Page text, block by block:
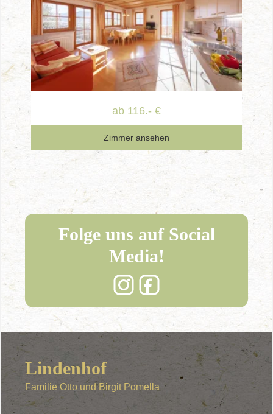
ab 116.- €
Zimmer ansehen
Folge uns auf Social
Media!
Lindenhof
Familie Otto und Birgit Pomella